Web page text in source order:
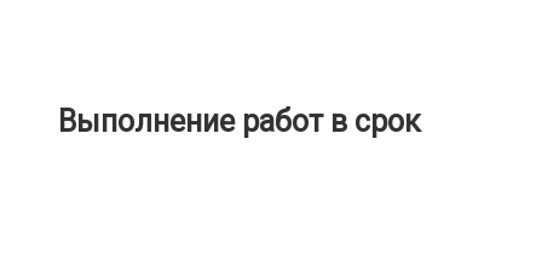
Выполнение работ в срок